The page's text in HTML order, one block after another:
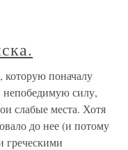
которую поначалу
непобедимую силу,
слабые места. Хотя
до нее (и потому
греческими